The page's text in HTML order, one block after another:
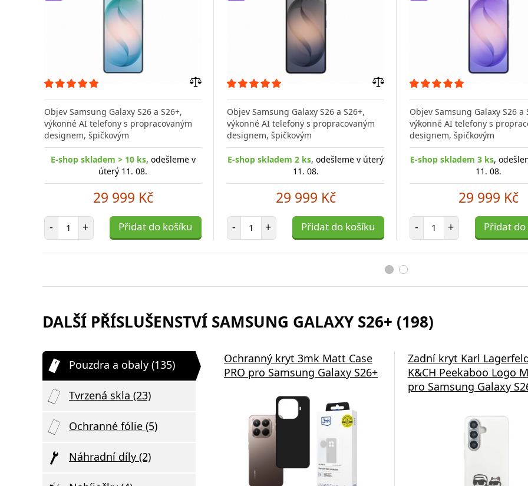
porovnání
Objev Samsung Galaxy S26 a S26+,
výkonné AI telefony s propracovaným
designem, špičkovým
E-shop skladem > 10 ks, odešleme v
úterý 11. 08.
29 999 Kč
- Počet položek
+ Přidat do košíku
porovnání
Objev Samsung Galaxy S26 a S26+,
výkonné AI telefony s propracovaným
designem, špičkovým
E-shop skladem 2 ks, odešleme v úterý
11. 08.
29 999 Kč
- Počet položek
+ Přidat do košíku
Objev Samsung Galaxy S26 a
výkonné AI telefony s
designem, špičkovým
E-shop skladem 3 ks,
11. 08.
29 999 Kč
- Počet položek
+ Přidat
DALŠÍ PŘÍSLUŠENSTVÍ SAMSUNG GALAXY S26+ (198)
Pouzdra a obaly (135)
Tvrzená skla (23)
Ochranné fólie (5)
Náhradní díly (2)
Ochranný kryt 3mk Matt Case
PRO pro Samsung Galaxy S26+
Zadní kryt Karl
K&CH Peekaboo Logo
pro Samsung Galaxy